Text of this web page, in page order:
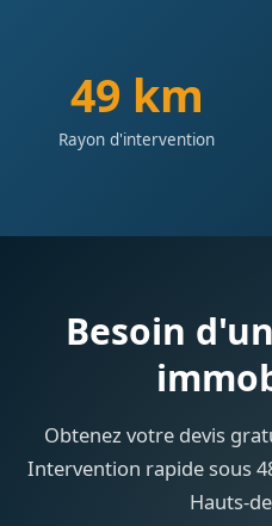
50 km
Rayon d'intervention
Besoin
Obtenez votre devis
Intervention rapide sous
Hauts-